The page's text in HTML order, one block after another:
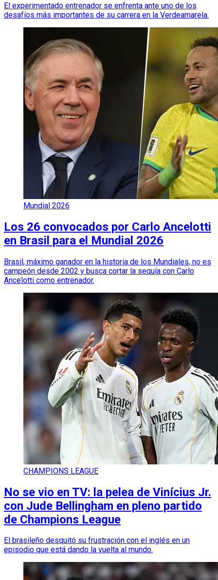
El experimentado entrenador se enfrenta ante uno de los
desafíos más importantes de su carrera en la Verdeamarela.
Mundial 2026
Los 26 convocados por Carlo Ancelotti
en Brasil para el Mundial 2026
Brasil, máximo ganador en la historia de los Mundiales, no es
campeón desde 2002 y busca cortar la sequía con Carlo
Ancelotti como entrenador.
CHAMPIONS LEAGUE
No se vio en TV: la pelea de Vinícius Jr.
con Jude Bellingham en pleno partido
de Champions League
El brasileño desquitó su frustración con el inglés en un
episodio que está dando la vuelta al mundo.